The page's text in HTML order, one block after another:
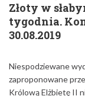
Złoty w
tygodnia.
30.08.2019
Niespodziewane
zaproponowane
Królową Elżbietę II